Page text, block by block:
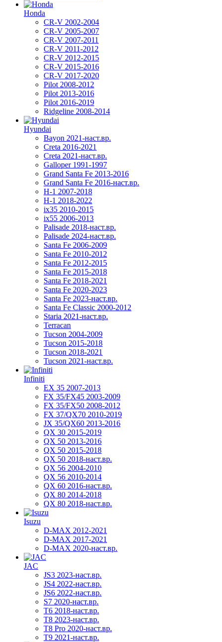
Honda
CR-V 2002-2004
CR-V 2005-2007
CR-V 2007-2011
CR-V 2011-2012
CR-V 2012-2015
CR-V 2015-2016
CR-V 2017-2020
Pilot 2008-2012
Pilot 2013-2016
Pilot 2016-2019
Ridgeline 2008-2014
Hyundai
Bayon 2021-наст.вр.
Creta 2016-2021
Creta 2021-наст.вр.
Galloper 1991-1997
Grand Santa Fe 2013-2016
Grand Santa Fe 2016-наст.вр.
H-1 2007-2018
H-1 2018-2022
ix35 2010-2015
ix55 2006-2013
Palisade 2018-наст.вр.
Palisade 2024-наст.вр.
Santa Fe 2006-2009
Santa Fe 2010-2012
Santa Fe 2012-2015
Santa Fe 2015-2018
Santa Fe 2018-2021
Santa Fe 2020-2023
Santa Fe 2023-наст.вр.
Santa Fe Classic 2000-2012
Staria 2021-наст.вр.
Terracan
Tucson 2004-2009
Tucson 2015-2018
Tucson 2018-2021
Tucson 2021-наст.вр.
Infiniti
EX 35 2007-2013
FX 35/FX45 2003-2009
FX 35/FX50 2008-2012
FX 37/QX70 2010-2019
JX 35/QX60 2013-2016
QX 30 2015-2019
QX 50 2013-2016
QX 50 2015-2018
QX 50 2018-наст.вр.
QX 56 2004-2010
QX 56 2010-2014
QX 60 2016-наст.вр.
QX 80 2014-2018
QX 80 2018-наст.вр.
Isuzu
D-MAX 2012-2021
D-MAX 2017-2021
D-MAX 2020-наст.вр.
JAC
JS3 2023-наст.вр.
JS4 2022-наст.вр.
JS6 2022-наст.вр.
S7 2020-наст.вр.
T6 2018-наст.вр.
T8 2023-наст.вр.
T8 Pro 2020-наст.вр.
T9 2021-наст.вр.